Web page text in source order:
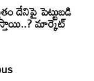
దేనిపై పెట్టుబడి
మార్కెట్